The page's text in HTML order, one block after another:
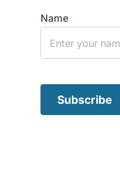
Name